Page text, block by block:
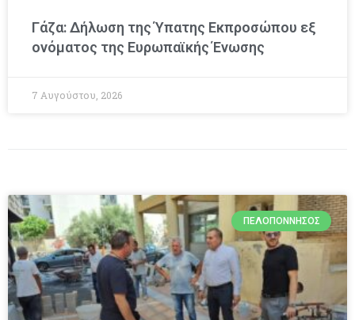
Γάζα: Δήλωση της Ύπατης Εκπροσώπου εξ
ονόματος της Ευρωπαϊκής Ένωσης
7 Αυγούστου, 2026
ΠΕΛΟΠΌΝΝΗΣΟΣ